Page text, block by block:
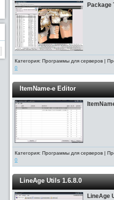
Package
Категория: Программы для серверов |
0
ItemName-e Editor
Категория: Программы для серверов |
0
LineAge Utils 1.6.8.0
LineAge